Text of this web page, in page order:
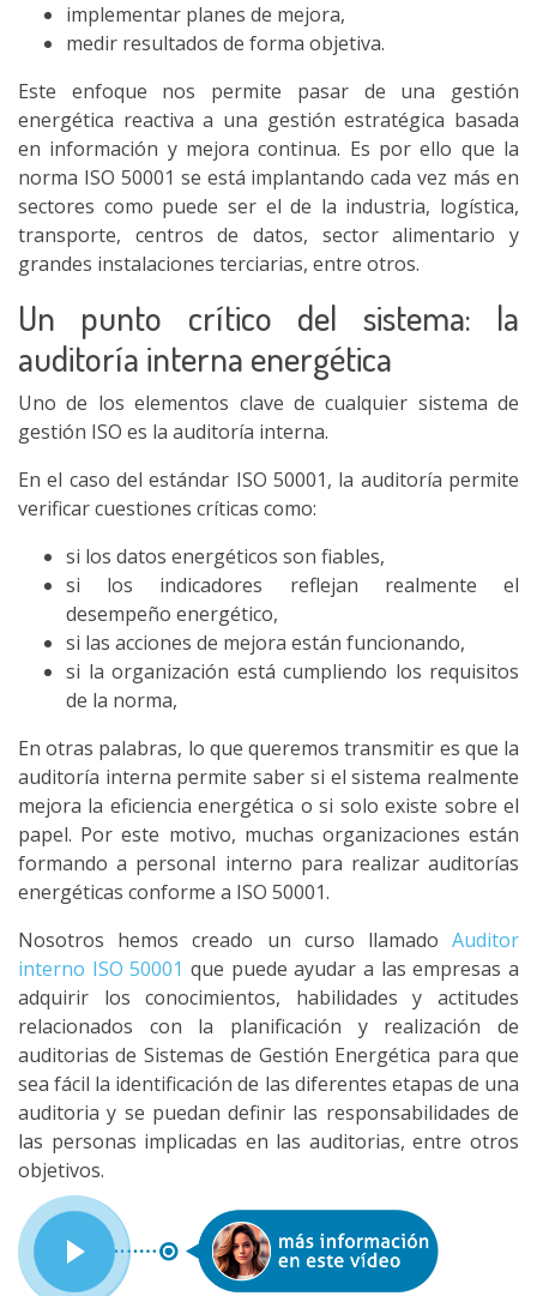
implementar planes de mejora,
medir resultados de forma objetiva.
Este enfoque nos permite pasar de una gestión
energética reactiva a una gestión estratégica basada
en información y mejora continua. Es por ello que la
norma ISO 50001 se está implantando cada vez más en
sectores como puede ser el de la industria, logística,
transporte, centros de datos, sector alimentario y
grandes instalaciones terciarias, entre otros.
Un punto crítico del sistema: la
auditoría interna energética
Uno de los elementos clave de cualquier sistema de
gestión ISO es la auditoría interna.
En el caso del estándar ISO 50001, la auditoría permite
verificar cuestiones críticas como:
si los datos energéticos son fiables,
si los indicadores reflejan realmente el
desempeño energético,
si las acciones de mejora están funcionando,
si la organización está cumpliendo los requisitos
de la norma,
En otras palabras, lo que queremos transmitir es que la
auditoría interna permite saber si el sistema realmente
mejora la eficiencia energética o si solo existe sobre el
papel. Por este motivo, muchas organizaciones están
formando a personal interno para realizar auditorías
energéticas conforme a ISO 50001.
Nosotros hemos creado un curso llamado Auditor
interno ISO 50001 que puede ayudar a las empresas a
adquirir los conocimientos, habilidades y actitudes
relacionados con la planificación y realización de
auditorias de Sistemas de Gestión Energética para que
sea fácil la identificación de las diferentes etapas de una
auditoria y se puedan definir las responsabilidades de
las personas implicadas en las auditorias, entre otros
objetivos.